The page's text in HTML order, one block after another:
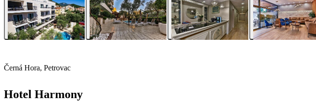
Černá Hora, Petrovac
Hotel Harmony